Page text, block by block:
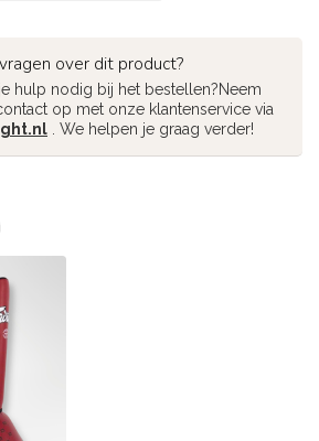
over dit product?
hulp nodig bij het bestellen?Neem
op met onze klantenservice via
. We helpen je graag verder!